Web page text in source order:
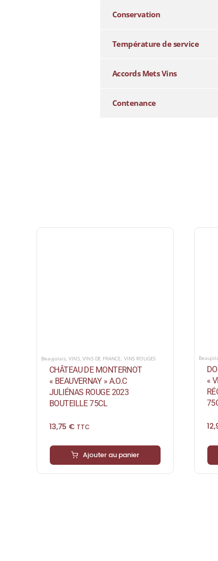
Conservation
Température de service
Accords Mets Vins
Contenance
Beaujolais ,VINS,VINS DE FRANCE VINS ROUGES
CHÂTEAU DE MONTERNOT
« BEAUVERNAY » A.O.C
JULIÉNAS ROUGE 2023
BOUTEILLE 75CL
13,75 € TTC
Ajouter au panier
«